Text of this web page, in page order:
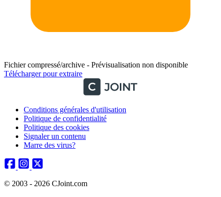
Fichier compressé/archive - Prévisualisation non disponible
Télécharger pour extraire
Conditions générales d'utilisation
Politique de confidentialité
Politique des cookies
Signaler un contenu
Marre des virus?
© 2003 - 2026 CJoint.com